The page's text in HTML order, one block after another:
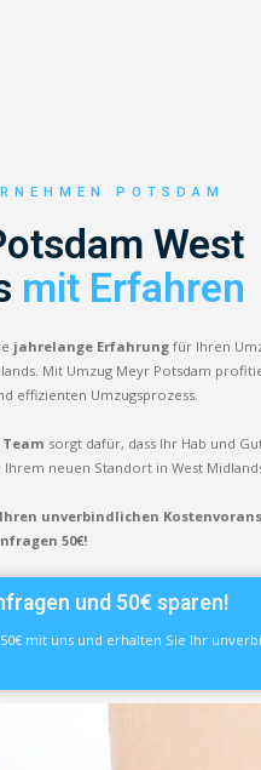
POTSDAM
West
mit Erfahren
jahrelange Erfahrung für Ihren
Mit Umzug Meyr Potsdam
effizienten Umzugsprozess.
sorgt dafür, dass Ihr Hab und
neuen Standort in West
unverbindlichen
50€!
und 50€ sparen!
mit uns und erhalten Sie Ihr